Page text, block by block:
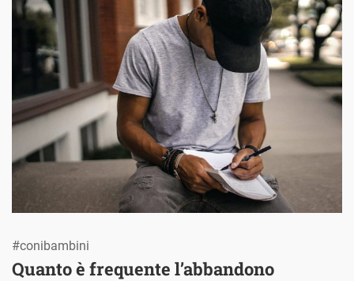
Quanto è frequente l’abbandono
#conibambini